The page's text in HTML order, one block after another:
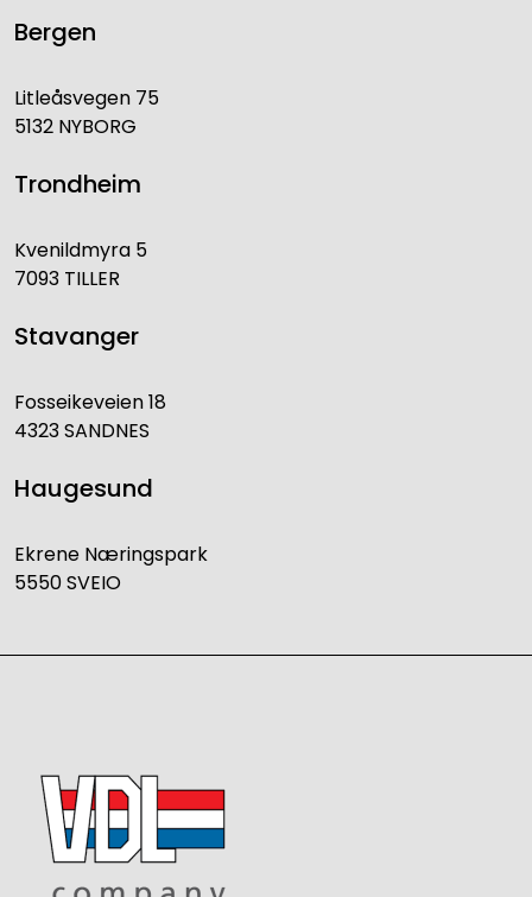
Bergen
Litleåsvegen 75
5132 NYBORG
Trondheim
Kvenildmyra 5
7093 TILLER
Stavanger
Fosseikeveien 18
4323 SANDNES
Haugesund
Ekrene Næringspark
5550 SVEIO